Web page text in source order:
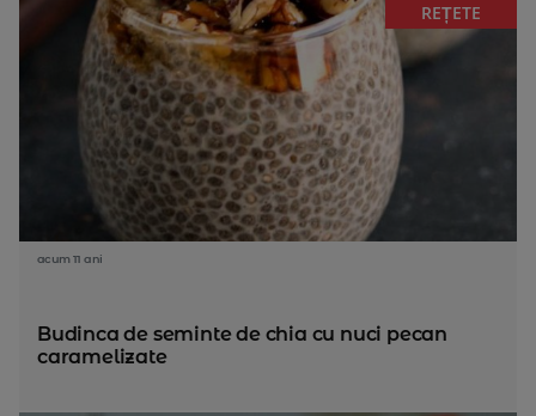
REȚETE
acum 11 ani
Budinca de seminte de chia cu nuci pecan
caramelizate